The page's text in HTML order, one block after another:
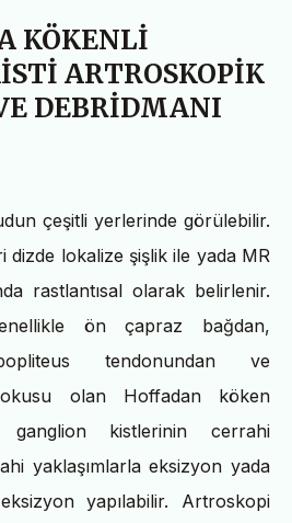
KÖKENLİ
ARTROSKOPİK
DEBRİDMANI
çeşitli yerlerinde görülebilir.
dizde lokalize şişlik ile yada MR
rastlantısal olarak belirlenir.
ön çapraz bağdan,
tendonundan ve
olan Hoffadan köken
kistlerinin cerrahi
yaklaşımlarla eksizyon yada
yapılabilir. Artroskopi